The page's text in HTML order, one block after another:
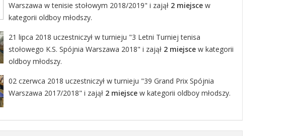
Warszawa w tenisie stołowym 2018/2019" i zajął 2 miejsce w
kategorii oldboy młodszy.
21 lipca 2018 uczestniczył w turnieju "3 Letni Turniej tenisa
stołowego K.S. Spójnia Warszawa 2018" i zajął 2 miejsce w kategorii
oldboy młodszy.
02 czerwca 2018 uczestniczył w turnieju "39 Grand Prix Spójnia
Warszawa 2017/2018" i zajął 2 miejsce w kategorii oldboy młodszy.